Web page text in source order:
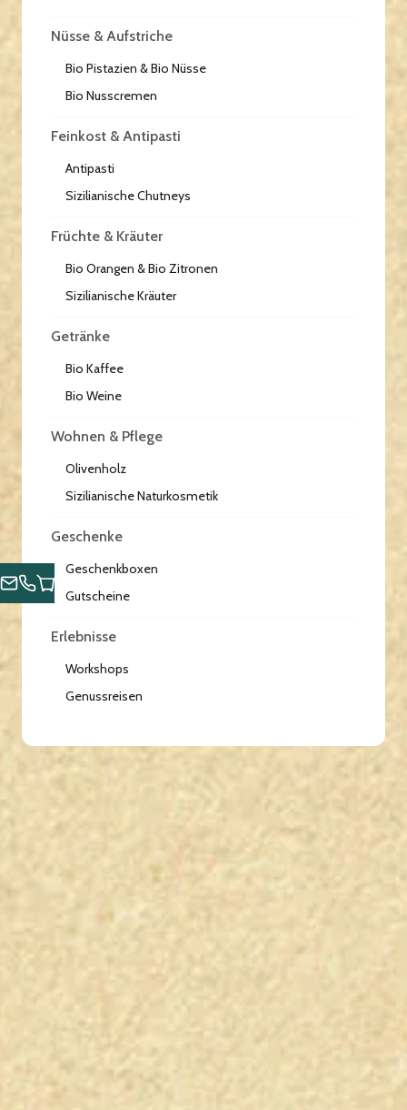
Nüsse & Aufstriche
Bio Pistazien & Bio Nüsse
Bio Nusscremen
Feinkost & Antipasti
Antipasti
Sizilianische Chutneys
Früchte & Kräuter
Bio Orangen & Bio Zitronen
Sizilianische Kräuter
Getränke
Bio Kaffee
Bio Weine
Wohnen & Pflege
Olivenholz
Sizilianische Naturkosmetik
Geschenke
Geschenkboxen
Gutscheine
Erlebnisse
Workshops
Genussreisen